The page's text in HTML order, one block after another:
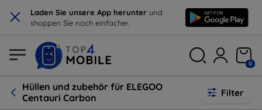
× Laden Sie unsere App herunter und
shoppen Sie noch einfacher.
0
Hüllen und zubehör für ELEGOO
Centauri Carbon
Filter